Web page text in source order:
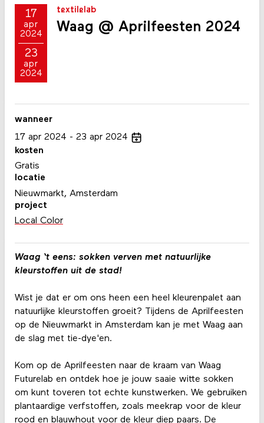
17
apr
2024
23
apr
2024
textilelab
Waag @ Aprilfeesten 2024
Waag ‘t eens: sokken verven met natuurlijke
kleurstoffen uit de stad!
Wist je dat er om ons heen een heel kleurenpalet aan
natuurlijke kleurstoffen groeit? Tijdens de Aprilfeesten
op de Nieuwmarkt in Amsterdam kan je met Waag aan
de slag met tie-dye'en.
Kom op de Aprilfeesten naar de kraam van Waag
Futurelab en ontdek hoe je jouw saaie witte sokken
om kunt toveren tot echte kunstwerken. We gebruiken
plantaardige verfstoffen, zoals meekrap voor de kleur
rood en blauwhout voor de kleur diep paars. De
wanneer
17 apr 2024 23 apr 2024
kosten
Gratis
locatie
Nieuwmarkt, Amsterdam
project
Local Color